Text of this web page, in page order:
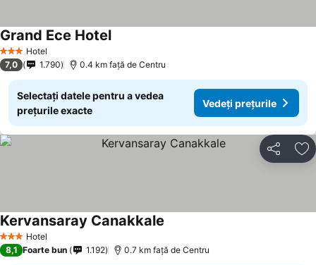
3 SteleHotel
Grand Ece HotelVedeți prețurile
7,0 1.790 0.4 km faţă de Centru
Selectați datele pentru a vedea
prețurile exacte
Vedeți prețurile
Distribuiți
3 SteleHotel
Kervansaray Canakkale
8,1 Foarte bun 1.192 0.7 km faţă de Centru